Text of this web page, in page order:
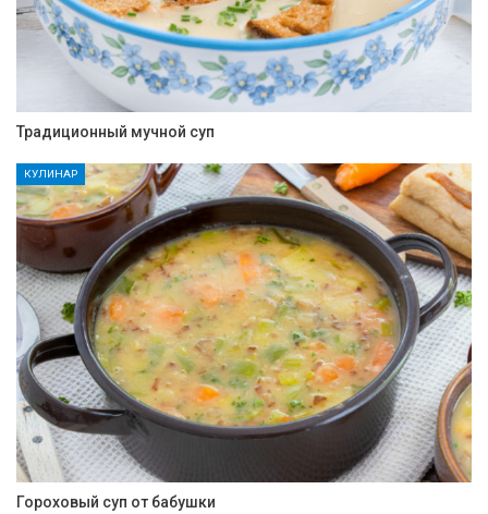
Традиционный мучной суп
КУЛИНАР
Гороховый суп от бабушки